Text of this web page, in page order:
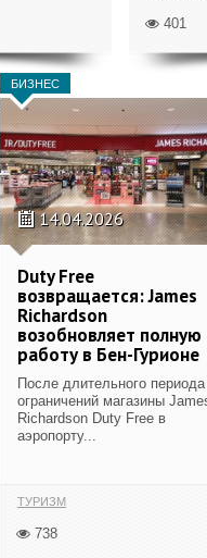
401
БИЗНЕС
14.04.2026
Duty Free
возвращается: James
Richardson
возобновляет полную
работу в Бен-Гурионе
После длительного периода
ограничений магазины
Richardson Duty Free в
аэропорту...
ТУРИЗМ
738